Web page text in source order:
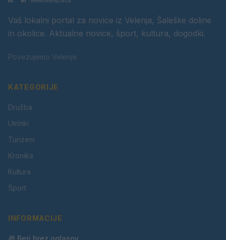
Vaš lokalni portal za novice iz Velenja, Šaleške doline
in okolice. Aktualne novice, šport, kultura, dogodki.
Povezujemo Velenje.
KATEGORIJE
Družba
Utrinki
Turizem
Kronika
Kultura
Šport
INFORMACIJE
🎁 Beri brez oglasov